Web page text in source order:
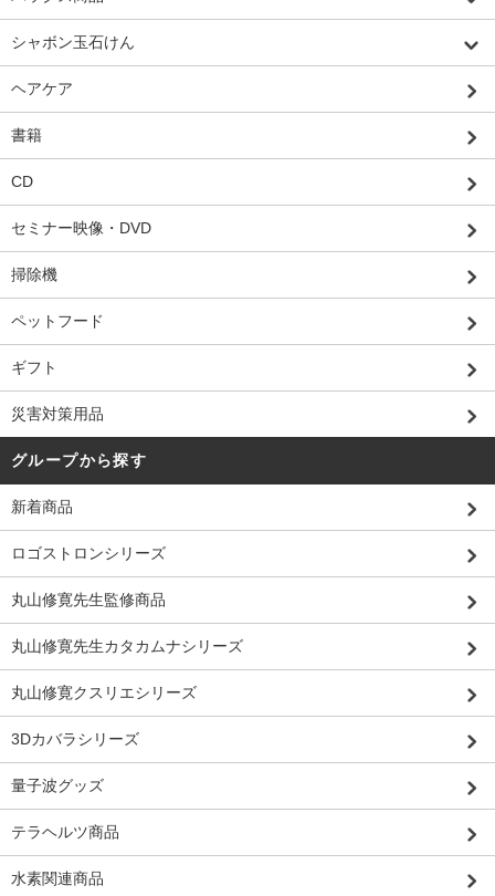
シャボン玉石けん
ヘアケア
書籍
CD
セミナー映像・DVD
掃除機
ペットフード
ギフト
災害対策用品
グループから探す
新着商品
ロゴストロンシリーズ
丸山修寛先生監修商品
丸山修寛先生カタカムナシリーズ
丸山修寛クスリエシリーズ
3Dカバラシリーズ
量子波グッズ
テラヘルツ商品
水素関連商品